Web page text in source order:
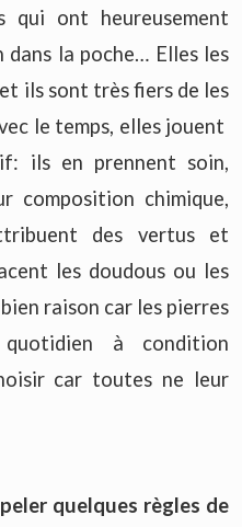
qui ont heureusement
la poche… Elles les
ils sont très fiers de les
le temps, elles jouent
ils en prennent soin,
composition chimique,
des vertus et
les doudous ou les
raison car les pierres
à condition
car toutes ne leur
quelques règles de